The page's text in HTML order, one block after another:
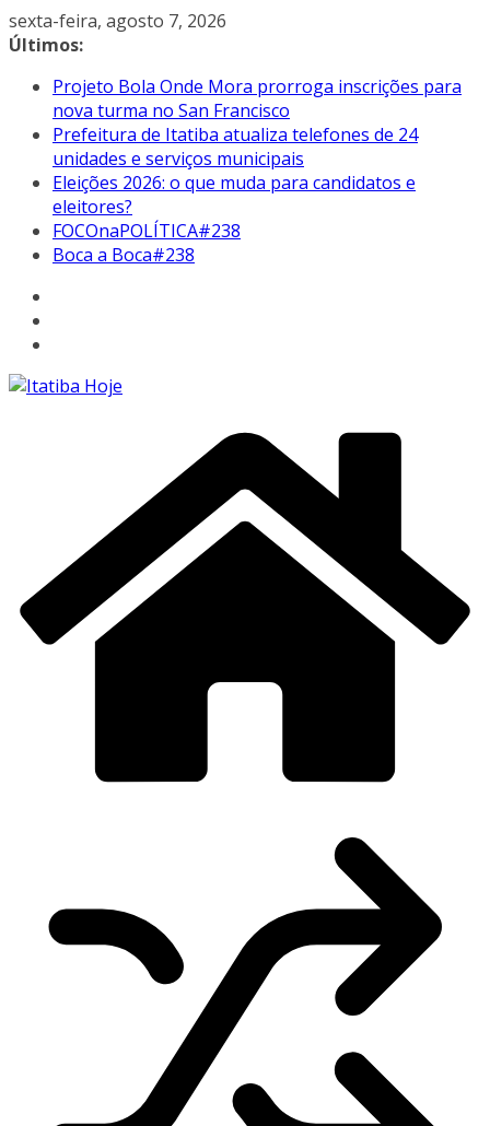
Pular
para
conteúdo
sexta-feira, agosto 7, 2026
Últimos:
Projeto Bola Onde Mora prorroga inscrições para
nova turma no San Francisco
Prefeitura de Itatiba atualiza telefones de 24
unidades e serviços municipais
Eleições 2026: o que muda para candidatos e
eleitores?
FOCOnaPOLÍTICA#238
Boca a Boca#238